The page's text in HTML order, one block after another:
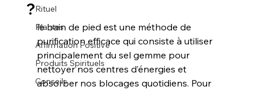
Rituel
Plantes
Affirmation Positive
Produits Spirituels
Conseils
?
le bain de pied est une méthode de
purification efficace qui consiste à utiliser
principalement du sel gemme pour
nettoyer nos centres d’énergies et
absorber nos blocages quotidiens. Pour